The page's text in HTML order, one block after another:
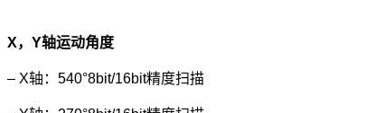
X，Y轴运动角度
– X轴：540°8bit/16bit精度扫描